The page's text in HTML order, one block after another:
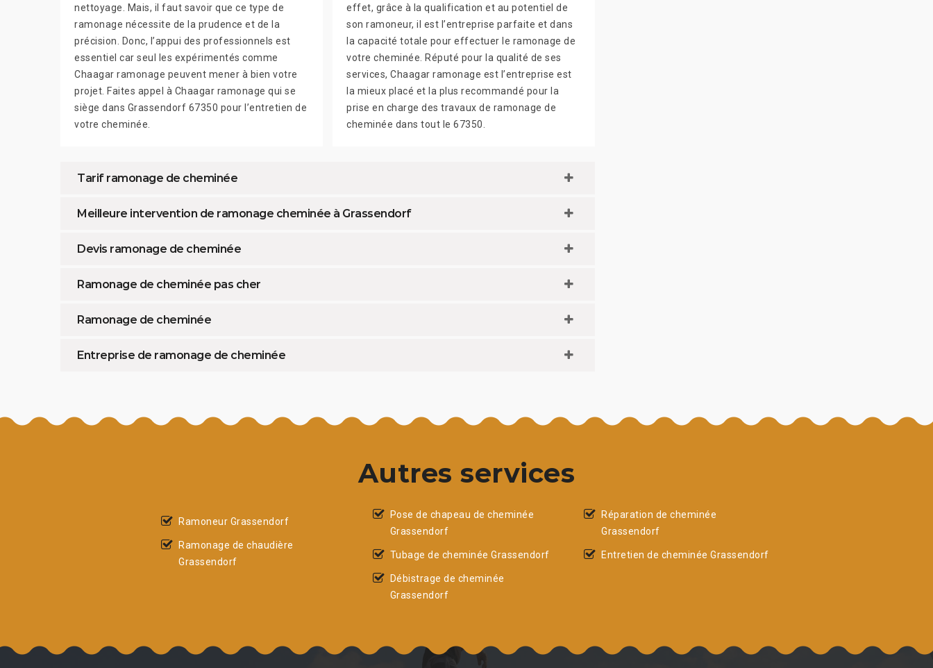
nettoyage. Mais, il faut savoir que ce type de
ramonage nécessite de la prudence et de la
précision. Donc, l’appui des professionnels est
essentiel car seul les expérimentés comme
Chaagar ramonage peuvent mener à bien votre
projet. Faites appel à Chaagar ramonage qui se
siège dans Grassendorf 67350 pour l’entretien de
votre cheminée.
effet, grâce à la qualification et au potentiel de
son ramoneur, il est l’entreprise parfaite et dans
la capacité totale pour effectuer le ramonage de
votre cheminée. Réputé pour la qualité de ses
services, Chaagar ramonage est l’entreprise est
la mieux placé et la plus recommandé pour la
prise en charge des travaux de ramonage de
cheminée dans tout le 67350.
Tarif ramonage de cheminée
Meilleure intervention de ramonage cheminée à Grassendorf
Devis ramonage de cheminée
Ramonage de cheminée pas cher
Ramonage de cheminée
Entreprise de ramonage de cheminée
Autres services
Ramoneur Grassendorf
Ramonage de chaudière
Grassendorf
Pose de chapeau de cheminée
Grassendorf
Tubage de cheminée Grassendorf
Débistrage de cheminée
Grassendorf
Réparation de cheminée
Grassendorf
Entretien de cheminée Grassendorf